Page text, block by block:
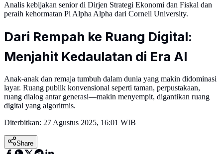
Analis kebijakan senior di Dirjen Strategi Ekonomi dan Fiskal dan
peraih kehormatan Pi Alpha Alpha dari Cornell University.
Dari Rempah ke Ruang Digital:
Menjahit Kedaulatan di Era AI
Anak-anak dan remaja tumbuh dalam dunia yang makin didominasi
layar. Ruang publik konvensional seperti taman, perpustakaan,
ruang dialog antar generasi—makin menyempit, digantikan ruang
digital yang algoritmis.
Diterbitkan: 27 Agustus 2025, 16:01 WIB
Share